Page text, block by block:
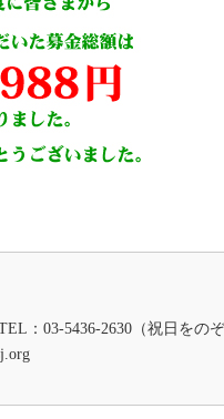
：03-5436-2630（祝日をの